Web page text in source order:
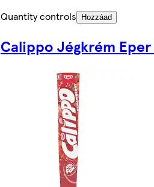
Quantity controls
Hozzáad
Calippo Jégkrém Eper